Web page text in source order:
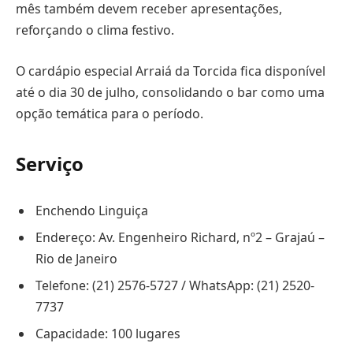
mês também devem receber apresentações,
reforçando o clima festivo.
O cardápio especial Arraiá da Torcida fica disponível
até o dia 30 de julho, consolidando o bar como uma
opção temática para o período.
Serviço
Enchendo Linguiça
Endereço: Av. Engenheiro Richard, nº2 – Grajaú –
Rio de Janeiro
Telefone: (21) 2576-5727 / WhatsApp: (21) 2520-
7737
Capacidade: 100 lugares